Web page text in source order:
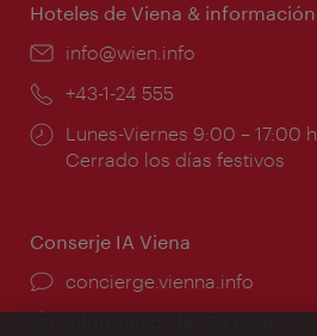
Hoteles de Viena & información
e-
info@wien.info
Teléfono:
+43-1-24 555
Horarios
de
Lunes-Viernes 9:00 – 17:00 h
Cerrado los días festivos
Conserje IA Viena
concierge.vienna.info